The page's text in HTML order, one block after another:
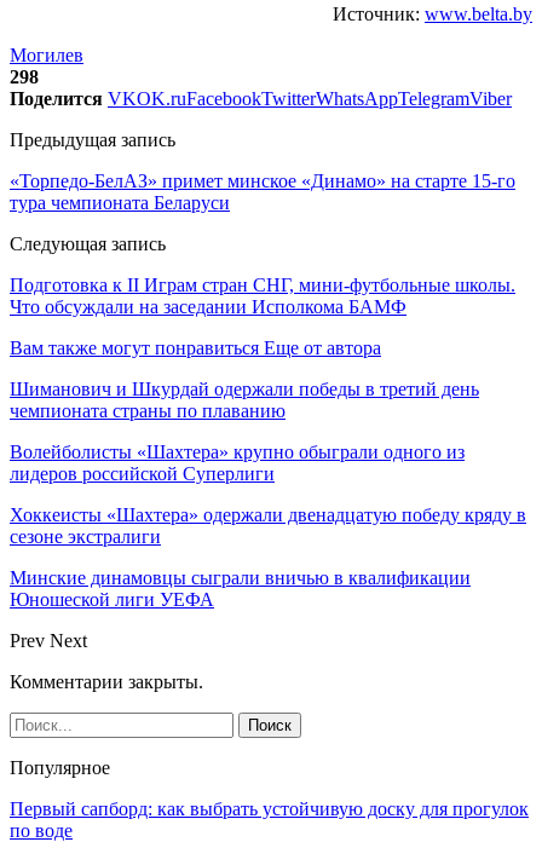
Источник: www.belta.by
Могилев
298
Поделится VKOK.ruFacebookTwitterWhatsAppTelegramViber
Предыдущая запись
«Торпедо-БелАЗ» примет минское «Динамо» на старте 15-го
тура чемпионата Беларуси
Следующая запись
Подготовка к II Играм стран СНГ, мини-футбольные школы.
Что обсуждали на заседании Исполкома БАМФ
Вам также могут понравиться Еще от автора
Шиманович и Шкурдай одержали победы в третий день
чемпионата страны по плаванию
Волейболисты «Шахтера» крупно обыграли одного из
лидеров российской Суперлиги
Хоккеисты «Шахтера» одержали двенадцатую победу кряду в
сезоне экстралиги
Минские динамовцы сыграли вничью в квалификации
Юношеской лиги УЕФА
Prev Next
Комментарии закрыты.
Популярное
Первый сапборд: как выбрать устойчивую доску для прогулок
по воде